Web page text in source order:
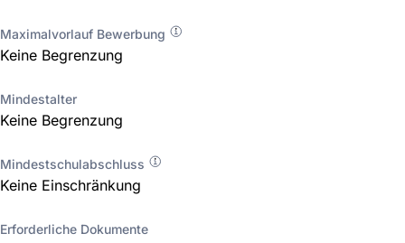
Maximalvorlauf Bewerbung
Keine Begrenzung
Mindestalter
Keine Begrenzung
Mindestschulabschluss
Keine Einschränkung
Erforderliche Dokumente